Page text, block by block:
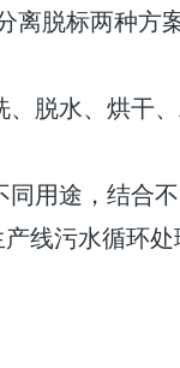
脱标两种方
脱水、烘干
用途，结合
线污水循环